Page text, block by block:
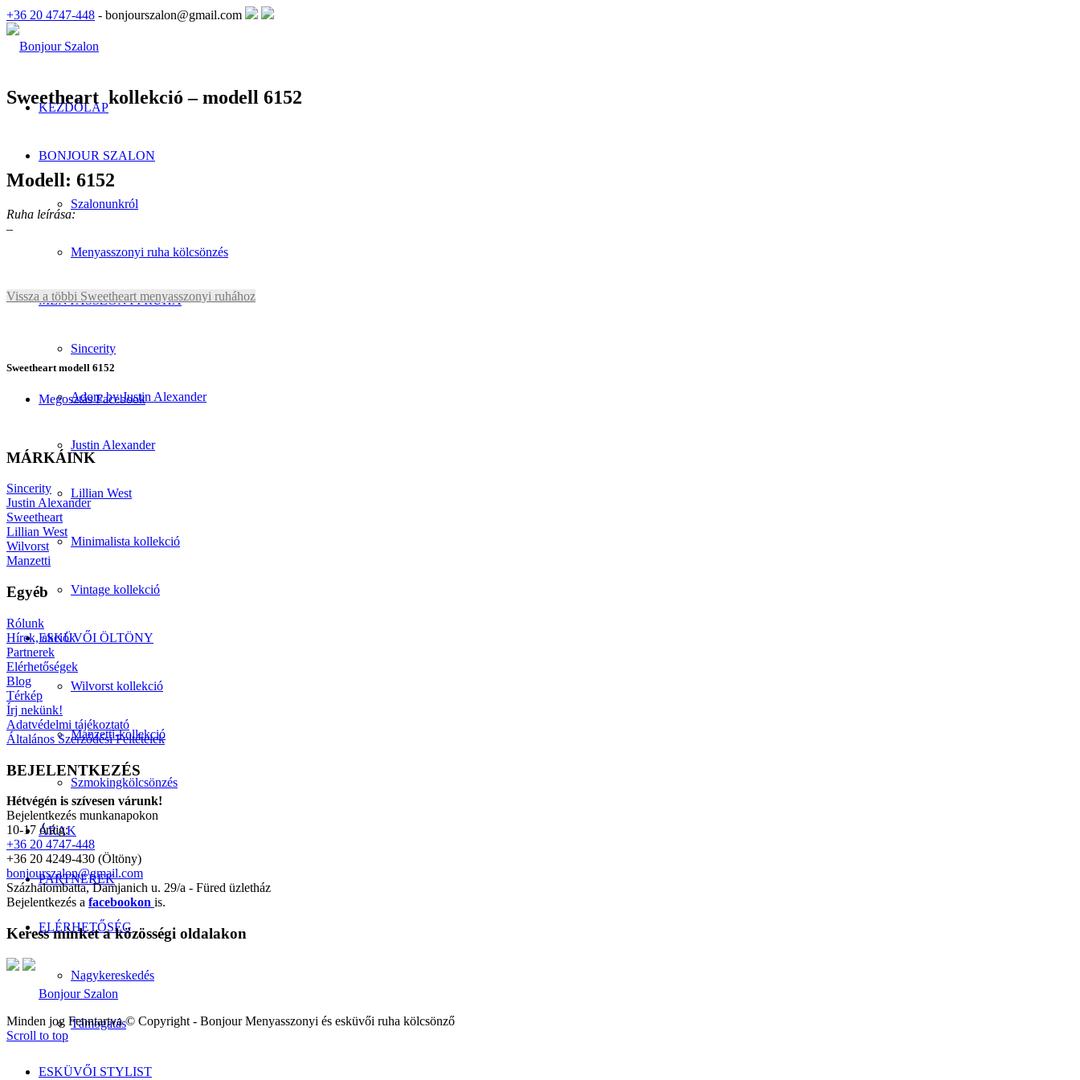
+36 20 4747-448 - bonjourszalon@gmail.com
KEZDŐLAP
BONJOUR SZALON
Szalonunkról
Menyasszonyi ruha kölcsönzés
MENYASSZONYI RUHA
Sincerity
Adore by Justin Alexander
Justin Alexander
Lillian West
Minimalista kollekció
Vintage kollekció
ESKÜVŐI ÖLTÖNY
Wilvorst kollekció
Manzetti-kollekció
Szmokingkölcsönzés
ÁRAK
PARTNEREK
ELÉRHETŐSÉG
Nagykereskedés
Támogatás
ESKÜVŐI STYLIST
Sweetheart kollekció – modell 6152
Modell: 6152
Ruha leírása:
–
Vissza a többi Sweetheart menyasszonyi ruhához
Sweetheart modell 6152
Megosztás Facebook
MÁRKÁINK
Sincerity
Justin Alexander
Sweetheart
Lillian West
Wilvorst
Manzetti
Egyéb
Rólunk
Hírek, akciók
Partnerek
Elérhetőségek
Blog
Térkép
Írj nekünk!
Adatvédelmi tájékoztató
Általános Szerződési Feltételek
BEJELENTKEZÉS
Hétvégén is szívesen várunk!
Bejelentkezés munkanapokon
10-17 óráig:
+36 20 4747-448
+36 20 4249-430 (Öltöny)
bonjourszalon@gmail.com
Százhalombatta, Damjanich u. 29/a - Füred üzletház
Bejelentkezés a facebookon is.
Keress minket a közösségi oldalakon
Bonjour Szalon
Minden jog Fenntartva © Copyright - Bonjour Menyasszonyi és esküvői ruha kölcsönző
Scroll to top